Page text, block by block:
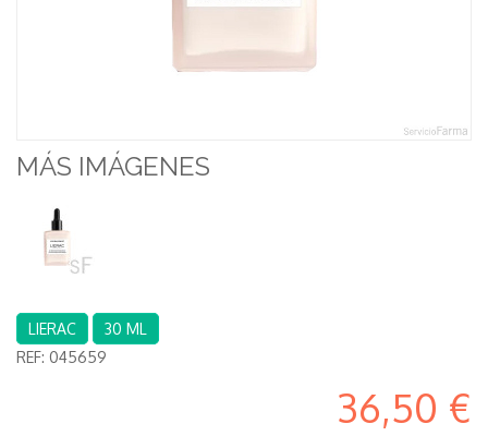
MÁS IMÁGENES
LIERAC
30 ML
REF: 045659
36,50 €